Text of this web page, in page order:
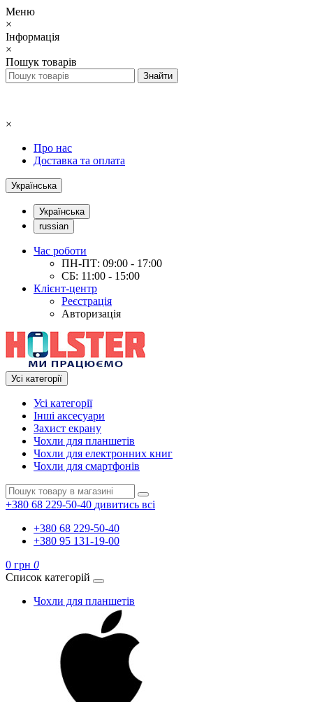
Меню
×
Інформація
×
Пошук товарів
×
Про нас
Доставка та оплата
Українська
Українська
russian
Час роботи
ПН-ПТ: 09:00 - 17:00
СБ: 11:00 - 15:00
Клієнт-центр
Реєстрація
Авторизація
Усі категорії
Усі категорії
Інші аксесуари
Захист екрану
Чохли для планшетів
Чохли для електронних книг
Чохли для смартфонів
+380 68 229-50-40 дивитись всі
+380 68 229-50-40
+380 95 131-19-00
0 грн 0
Список категорій
Чохли для планшетів